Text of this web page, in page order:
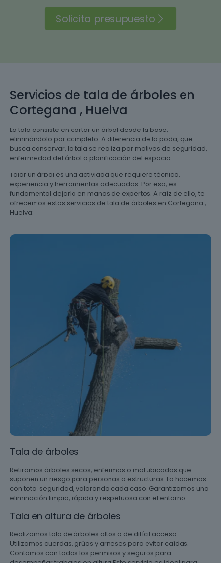
Solicita presupuesto
Servicios de tala de árboles en
Cortegana , Huelva
La tala consiste en cortar un árbol desde la base,
eliminándolo por completo. A diferencia de la poda, que
busca conservar, la tala se realiza por motivos de seguridad,
enfermedad del árbol o planificación del espacio.
Talar un árbol es una actividad que requiere técnica,
experiencia y herramientas adecuadas. Por eso, es
fundamental dejarlo en manos de expertos. A raíz de ello, te
ofrecemos estos servicios de tala de árboles en Cortegana ,
Huelva:
Tala de árboles
Retiramos árboles secos, enfermos o mal ubicados que
suponen un riesgo para personas o estructuras. Lo hacemos
con total seguridad, valorando cada caso. Garantizamos una
eliminación limpia, rápida y respetuosa con el entorno.
Tala en altura de árboles
Realizamos tala de árboles altos o de difícil acceso.
Utilizamos cuerdas, grúas y arneses para evitar caídas.
Contamos con todos los permisos y seguros para